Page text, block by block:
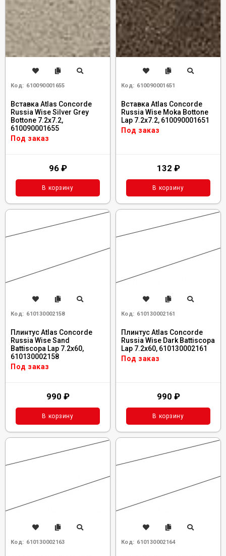
Код: 610090001655
Вставка Atlas Concorde
Russia Wise Silver Grey
Bottone 7.2x7.2,
610090001655
Под заказ
96 ₽
В корзину
Код: 610090001651
Вставка Atlas Concorde
Russia Wise Moka Bottone
Lap 7.2x7.2, 610090001651
Под заказ
132 ₽
В корзину
Код: 610130002158
Плинтус Atlas Concorde
Russia Wise Sand
Battiscopa Lap 7.2x60,
610130002158
Под заказ
990 ₽
В корзину
Код: 610130002161
Плинтус Atlas Concorde
Russia Wise Dark Battiscopa
Lap 7.2x60, 610130002161
Под заказ
990 ₽
В корзину
Код: 610130002163 Код: 610130002164